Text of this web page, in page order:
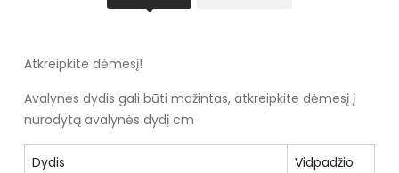
Atkreipkite dėmesį!
Avalynės dydis gali būti mažintas, atkreipkite dėmesį į
nurodytą avalynės dydį cm
Dydis
Vidpadžio